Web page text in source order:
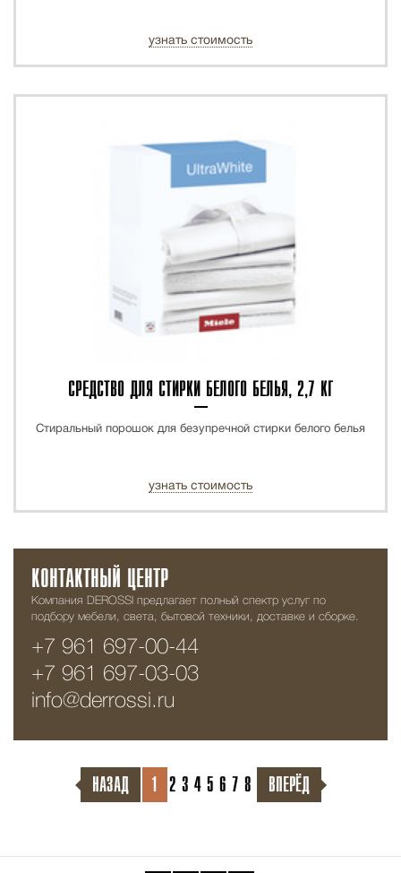
узнать стоимость
СРЕДСТВО ДЛЯ СТИРКИ БЕЛОГО БЕЛЬЯ, 2,7 КГ
Стиральный порошок для безупречной стирки белого белья
узнать стоимость
КОНТАКТНЫЙ ЦЕНТР
Компания DEROSSI предлагает полный спектр услуг по
подбору мебели, света, бытовой техники, доставке и сборке.
+7 961 697-00-44
+7 961 697-03-03
info@derrossi.ru
НАЗАД 1 2 3 4 5 6 7 8 ВПЕРЁД